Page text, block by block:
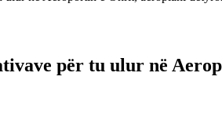
për tu ulur në